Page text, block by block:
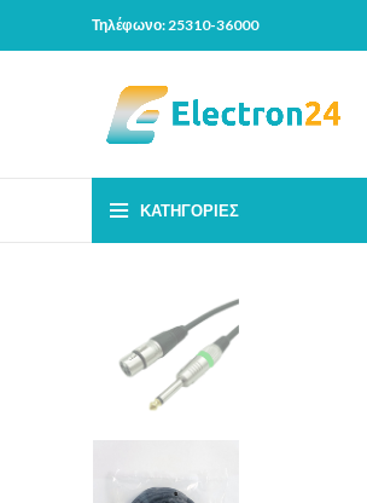
Τηλέφωνο: 25310-36000
ΚΑΤΗΓΟΡΊΕΣ